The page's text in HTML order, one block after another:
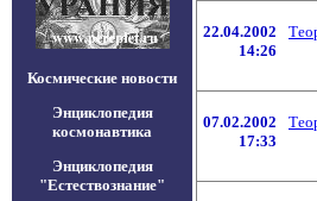
Космические новости
Энциклопедия
космонавтика
Энциклопедия
"Естествознание"
22.04.2002
14:26
07.02.2002
17:33